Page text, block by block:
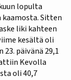
lopulta
Sitten
liki kahteen
kesältä oli
päivänä 29,1
Kevolla
oli 40,7